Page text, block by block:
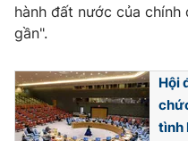
Emagazine
Video
hành đất nước của
gần".
Hội
tình